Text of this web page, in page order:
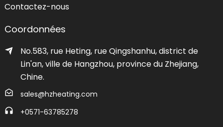
Contactez-nous
Coordonnées
No.583, rue Heting, rue Qingshanhu, district de
Lin'an, ville de Hangzhou, province du Zhejiang,
Chine.
sales@hzheating.com
+0571-63785278